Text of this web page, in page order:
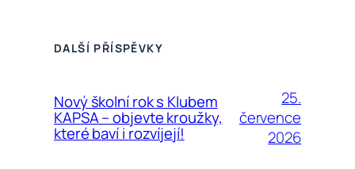
DALŠÍ PŘÍSPĚVKY
Nový školní rok s Klubem
KAPSA – objevte kroužky,
které baví i rozvíjejí!
25.
července
2026